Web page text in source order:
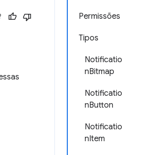
Permissões
Tipos
Notificatio
nBitmap
Notificatio
nButton
Notificatio
nItem